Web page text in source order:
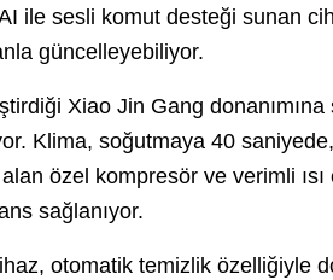
ile sesli komut desteği sunan
güncelleyebiliyor.
Xiao Jin Gang
Klima, soğutmaya 40
özel kompresör ve verimli
sağlanıyor.
otomatik temizlik özelliğiyle